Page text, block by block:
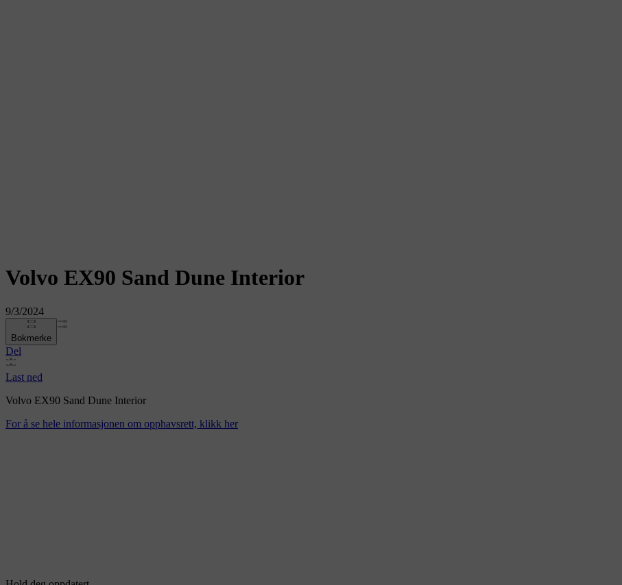
Volvo EX90 Sand Dune Interior
9/3/2024
Bokmerke
Del
Last ned
Volvo EX90 Sand Dune Interior
For å se hele informasjonen om opphavsrett, klikk her